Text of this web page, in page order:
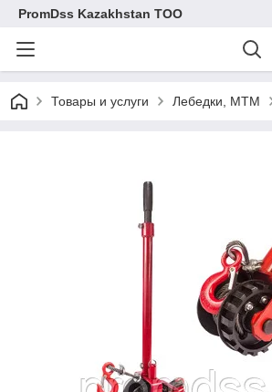
PromDss Kazakhstan TOO
Товары и услуги Лебедки, МТМ